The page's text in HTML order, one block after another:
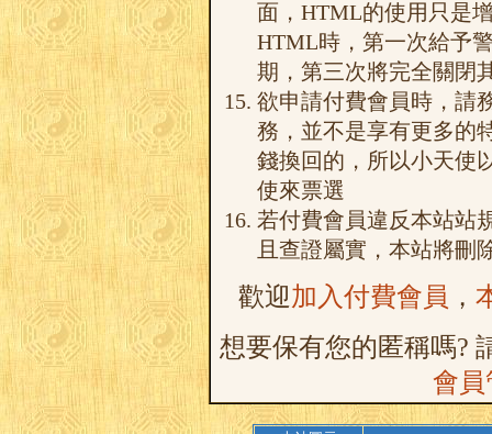
面，HTML的使用只是
HTML時，第一次給予
期，第三次將完全關閉
欲申請付費會員時，請
務，並不是享有更多的
錢換回的，所以小天使
使來票選
若付費會員違反本站站
且查證屬實，本站將刪
歡迎加入付費會員 ，
想要保有您的匿稱嗎?
會員